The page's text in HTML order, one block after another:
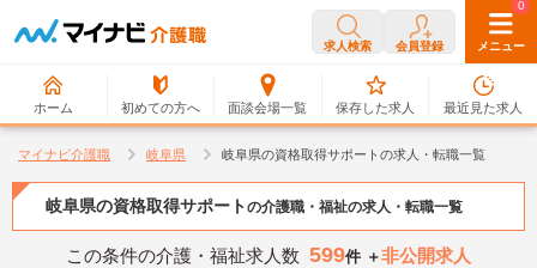
求人検索 会員登録 メニュー
ホーム 初めての方へ 面談会場一覧
0
保存した求人
0
最近見た求人
マイナビ介護職 岐阜県 岐阜県の資格取得サポートの求人・転職一覧
岐阜県の資格取得サポートの介護職・福祉の求人・転職一覧
この条件の介護・福祉求人数 599件 ＋非公開求人